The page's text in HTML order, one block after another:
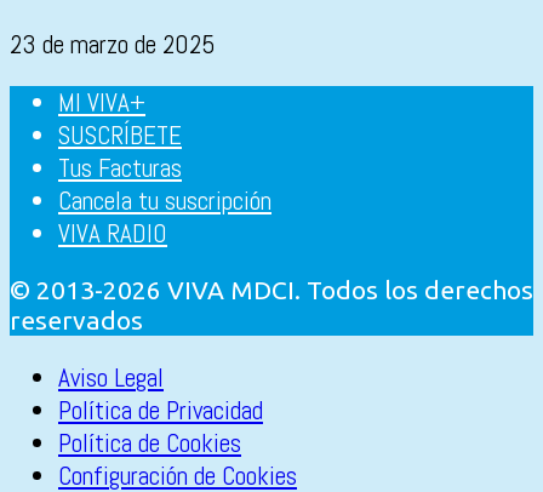
23 de marzo de 2025
MI VIVA+
SUSCRÍBETE
Tus Facturas
Cancela tu suscripción
VIVA RADIO
© 2013-2026 VIVA MDCI. Todos los derechos
reservados
Aviso Legal
Política de Privacidad
Política de Cookies
Configuración de Cookies